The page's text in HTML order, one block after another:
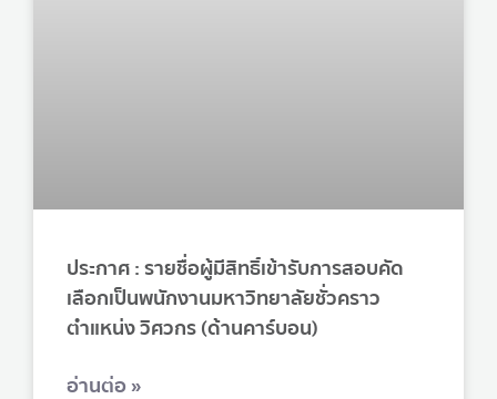
ประกาศ : รายชื่อผู้มีสิทธิ์เข้ารับการสอบคัด
เลือกเป็นพนักงานมหาวิทยาลัยชั่วคราว
ตำแหน่ง วิศวกร (ด้านคาร์บอน)
อ่านต่อ »